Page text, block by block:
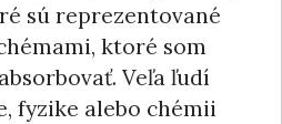
sú reprezentované
ktoré som
Veľa ľudí
fyzike alebo chémii